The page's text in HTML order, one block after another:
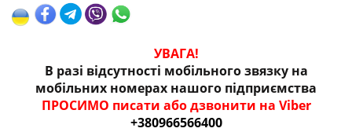
УВАГА!
В разі відсутності мобільного звязку на
мобільних номерах нашого підприємства
ПРОСИМО писати або дзвонити на Viber
+380966566400